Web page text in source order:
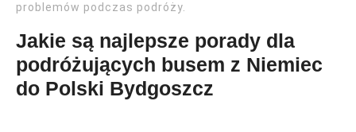
problemów podczas podróży.
Jakie są najlepsze porady dla
podróżujących busem z Niemiec
do Polski Bydgoszcz